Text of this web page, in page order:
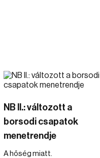
NB II.: változott a
borsodi csapatok
menetrendje
A hőség miatt.